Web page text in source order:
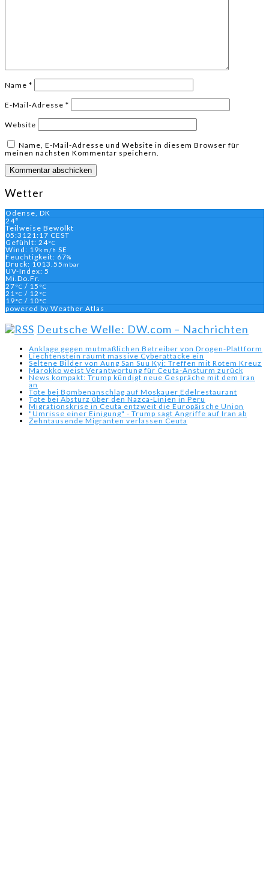
Name *
E-Mail-Adresse *
Website
Name, E-Mail-Adresse und Website in diesem Browser für
meinen nächsten Kommentar speichern.
Wetter
Odense, DK
24°
Teilweise Bewölkt
05:3121:17 CEST
Gefühlt: 24°C
Wind: 19km/h SE
Feuchtigkeit: 67%
Druck: 1013.55 mbar
UV-Index: 5
Mi.Do.Fr.
27°C / 15 °C
21°C / 12 °C
19°C / 10°C
powered by Weather Atlas
Deutsche Welle: DW.com – Nachrichten
Anklage gegen mutmaßlichen Betreiber von Drogen-Plattform
Liechtenstein räumt massive Cyberattacke ein
Seltene Bilder von Aung San Suu Kyi: Treffen mit Rotem Kreuz
Marokko weist Verantwortung für Ceuta-Ansturm zurück
News kompakt: Trump kündigt neue Gespräche mit dem Iran
an
Tote bei Bombenanschlag auf Moskauer Edelrestaurant
Tote bei Absturz über den Nazca-Linien in Peru
Migrationskrise in Ceuta entzweit die Europäische Union
"Umrisse einer Einigung" - Trump sagt Angriffe auf Iran ab
Zehntausende Migranten verlassen Ceuta